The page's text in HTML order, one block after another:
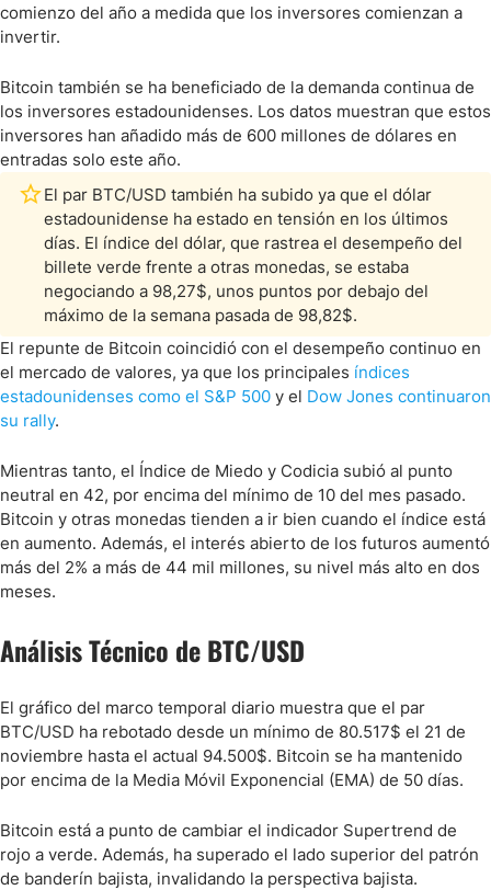
comienzo del año a medida que los inversores comienzan a
invertir.
Bitcoin también se ha beneficiado de la demanda continua de
los inversores estadounidenses. Los datos muestran que estos
inversores han añadido más de 600 millones de dólares en
entradas solo este año.
El par BTC/USD también ha subido ya que el dólar
estadounidense ha estado en tensión en los últimos
días. El índice del dólar, que rastrea el desempeño del
billete verde frente a otras monedas, se estaba
negociando a 98,27$, unos puntos por debajo del
máximo de la semana pasada de 98,82$.
El repunte de Bitcoin coincidió con el desempeño continuo en
el mercado de valores, ya que los principales índices
estadounidenses como el S&P 500 y el Dow Jones continuaron
su rally.
Mientras tanto, el Índice de Miedo y Codicia subió al punto
neutral en 42, por encima del mínimo de 10 del mes pasado.
Bitcoin y otras monedas tienden a ir bien cuando el índice está
en aumento. Además, el interés abierto de los futuros aumentó
más del 2% a más de 44 mil millones, su nivel más alto en dos
meses.
Análisis Técnico de BTC/USD
El gráfico del marco temporal diario muestra que el par
BTC/USD ha rebotado desde un mínimo de 80.517$ el 21 de
noviembre hasta el actual 94.500$. Bitcoin se ha mantenido
por encima de la Media Móvil Exponencial (EMA) de 50 días.
Bitcoin está a punto de cambiar el indicador Supertrend de
rojo a verde. Además, ha superado el lado superior del patrón
de banderín bajista, invalidando la perspectiva bajista.